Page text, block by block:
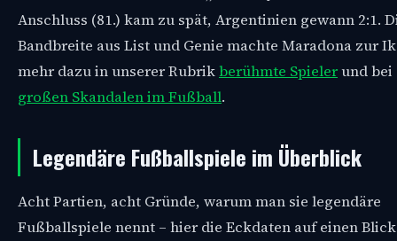
Anschluss (81.) kam zu spät, Argentinien gewann 2:1.
Bandbreite aus List und Genie machte Maradona zur
mehr dazu in unserer Rubrikberühmte Spielerund bei
großen Skandalen im Fußball.
Legendäre Fußballspiele im Überblick
Acht Partien, acht Gründe, warum man sie legendäre
Fußballspiele nennt – hier die Eckdaten auf einen